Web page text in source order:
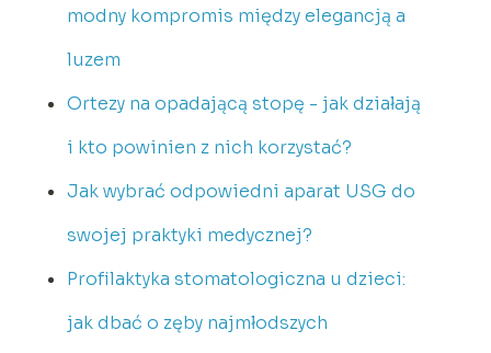
modny kompromis między elegancją a
luzem
Ortezy na opadającą stopę - jak działają
i kto powinien z nich korzystać?
Jak wybrać odpowiedni aparat USG do
swojej praktyki medycznej?
Profilaktyka stomatologiczna u dzieci:
jak dbać o zęby najmłodszych